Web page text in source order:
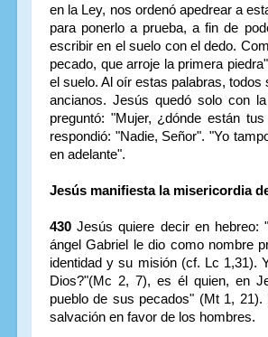
en la Ley, nos ordenó apedrear a
para ponerlo a prueba, a fin de
escribir en el suelo con el dedo.
pecado, que arroje la primera
el suelo. Al oír estas palabras,
ancianos. Jesús quedó solo con
preguntó: "Mujer, ¿dónde están
respondió: "Nadie, Señor". "Yo
en adelante".
Jesús manifiesta la misericordia
430 Jesús quiere decir en hebreo:
ángel Gabriel le dio como nombre
identidad y su misión (cf. Lc 1,31).
Dios?"(Mc 2, 7), es él quien, en
pueblo de sus pecados" (Mt 1,
salvación en favor de los hombres.